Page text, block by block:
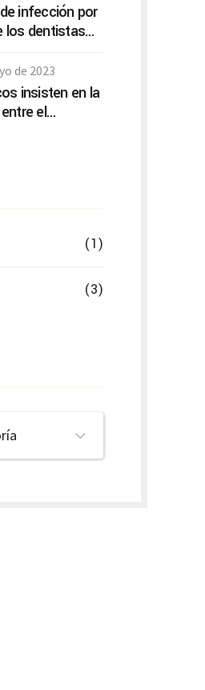
infección por
los dentistas
de la
de 2023
insisten en la
el
(1)
(3)